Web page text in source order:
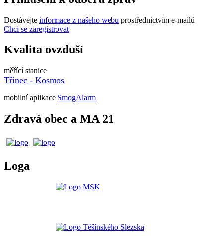
Dostávejte informace z našeho webu prostřednictvím e-mailů
Chci se zaregistrovat
Kvalita ovzduší
měřící stanice
Třinec - Kosmos
mobilní aplikace SmogAlarm
Zdravá obec a MA 21
Loga